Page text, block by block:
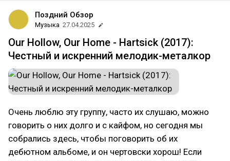
Поздний Обзор
Музыка 27.04.2025
Our Hollow, Our Home - Hartsick (2017):
Честный и искренний мелодик-металкор
Очень люблю эту группу, часто их слушаю, можно
говорить о них долго и с кайфом, но сегодня мы
собрались здесь, чтобы поговорить об их
дебютном альбоме, и он чертовски хорош! Если